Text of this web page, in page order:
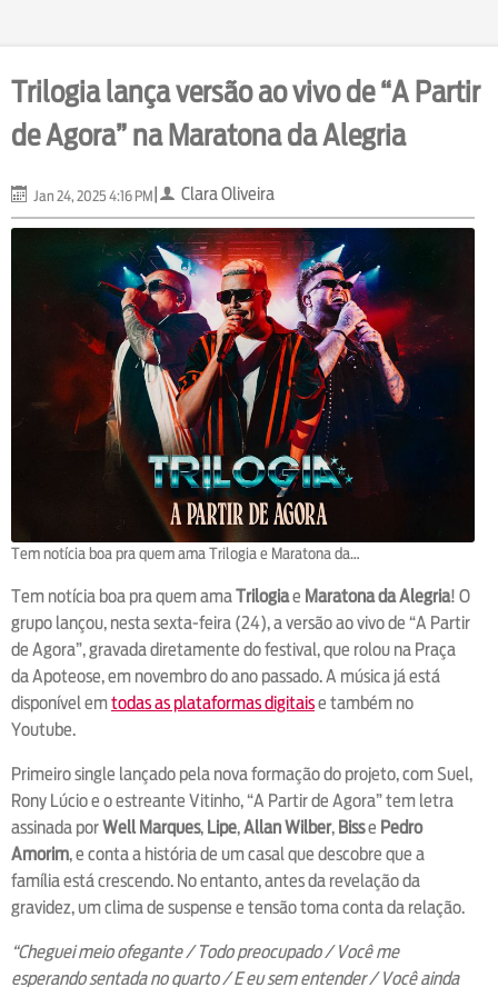
Trilogia lança versão ao vivo de “A Partir
de Agora” na Maratona da Alegria
Jan 24, 2025 4:16 PM| Clara Oliveira
Tem notícia boa pra quem ama Trilogia e Maratona da…
Tem notícia boa pra quem amaTrilogiae Maratona da Alegria! O
grupo lançou, nesta sexta-feira (24), a versão ao vivo de “A Partir
de Agora”, gravada diretamente do festival, que rolou na Praça
da Apoteose, em novembro do ano passado. A música já está
disponível emtodas as plataformas digitaise também no
Youtube.
Primeiro single lançado pela nova formação do projeto, com Suel,
Rony Lúcio e o estreante Vitinho, “A Partir de Agora” tem letra
assinada porWell Marques, Lipe,Allan Wilber, Bisse Pedro
Amorim, e conta a história de um casal que descobre que a
família está crescendo. No entanto, antes da revelação da
gravidez, um clima de suspense e tensão toma conta da relação.
“Cheguei meio ofegante / Todo preocupado / Você me
esperando sentada no quarto / E eu sem entender / Você ainda